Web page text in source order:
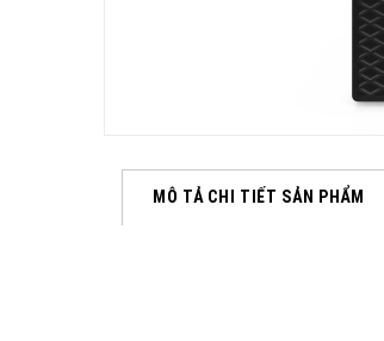
MÔ TẢ CHI TIẾT SẢN PHẨM